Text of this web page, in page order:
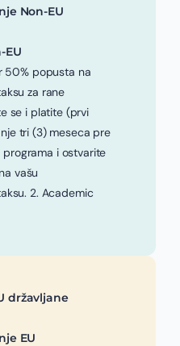
Non-EU
EU
50% popusta na
za rane
se i platite (prvi
tri (3) meseca pre
i ostvarite
vašu
2. Academic
državljane
EU